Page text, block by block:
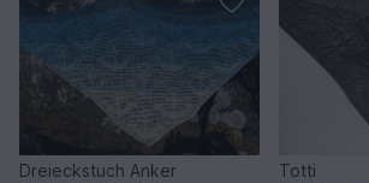
Dreieckstuch Anker
Totti